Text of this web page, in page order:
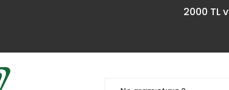
2000 TL